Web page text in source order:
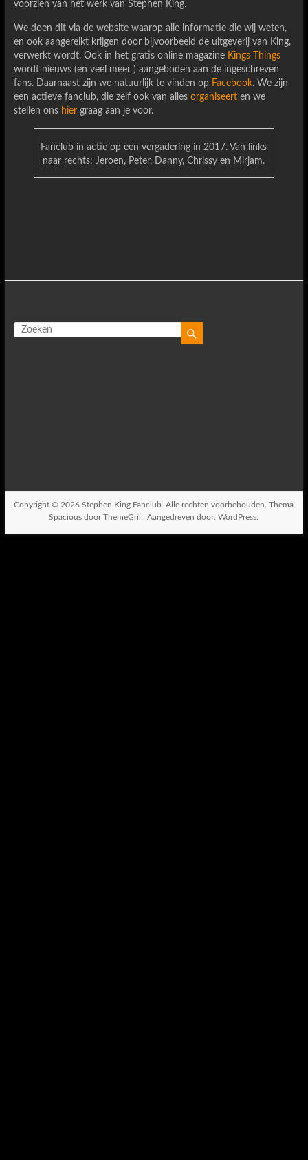
voorzien van het werk van Stephen King.
We doen dit via de website waarop alle informatie die wij weten,
en ook aangereikt krijgen door bijvoorbeeld de uitgeverij van King,
verwerkt wordt. Ook in het gratis online magazine Kings Things
wordt nieuws (en veel meer ) aangeboden aan de ingeschreven
fans. Daarnaast zijn we natuurlijk te vinden op Facebook. We zijn
een actieve fanclub, die zelf ook van alles organiseerten we
stellen ons hiergraag aan je voor.
Fanclub in actie op een vergadering in 2017. Van links
naar rechts: Jeroen, Peter, Danny, Chrissy en Mirjam.
Copyright © 2026Stephen King Fanclub . Alle rechten voorbehouden. Thema
Spacious door ThemeGrill. Aangedreven door:WordPress